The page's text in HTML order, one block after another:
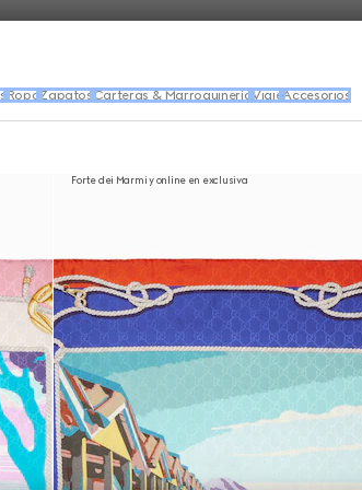
Ropa Zapatos Carteras & Marroquinería ViajeAccesorios
Forte dei Marmi y online en exclusiva